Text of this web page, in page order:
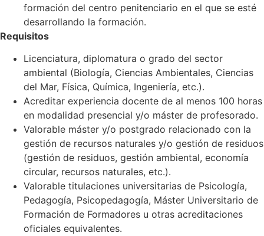
formación del centro penitenciario en el que se esté
desarrollando la formación.
Requisitos
Licenciatura, diplomatura o grado del sector
ambiental (Biología, Ciencias Ambientales, Ciencias
del Mar, Física, Química, Ingeniería, etc.).
Acreditar experiencia docente de al menos 100 horas
en modalidad presencial y/o máster de profesorado.
Valorable máster y/o postgrado relacionado con la
gestión de recursos naturales y/o gestión de residuos
(gestión de residuos, gestión ambiental, economía
circular, recursos naturales, etc.).
Valorable titulaciones universitarias de Psicología,
Pedagogía, Psicopedagogía, Máster Universitario de
Formación de Formadores u otras acreditaciones
oficiales equivalentes.